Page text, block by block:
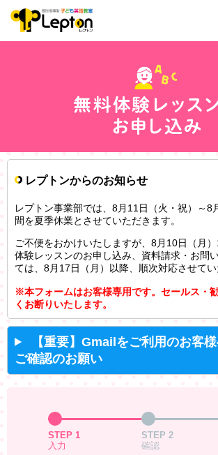
レプトンからのお知らせ
レプトン事業部では、8月11日（火・祝）～8
間を夏季休業とさせていただきます。
ご不便をおかけいたしますが、8月10日（月
体験レッスンのお申し込み、資料請求・お問
ては、8月17日（月）以降、順次対応させてい
※本フォームはお客様専用です。セールス・
くお断りいたします。
【重要】Gmailをご利用のお客
ご確認のお願い
STEP 1
入力
STEP 2
確認